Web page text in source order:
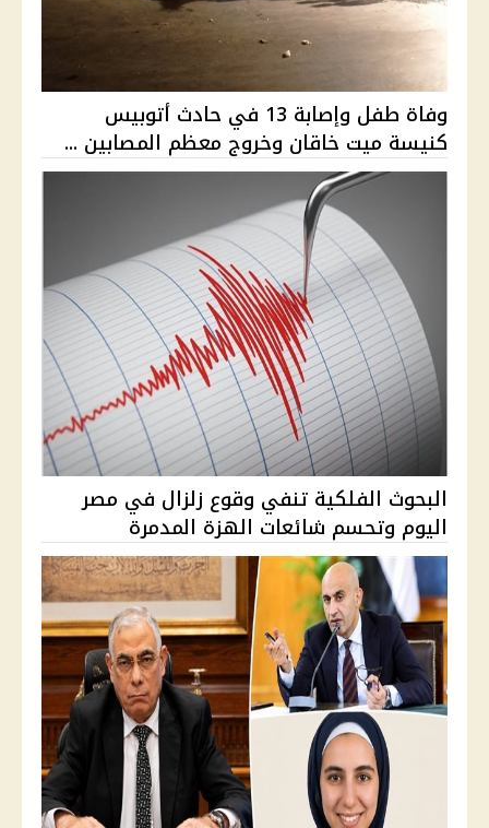
وفاة طفل وإصابة 13 في حادث أتوبيس
كنيسة ميت خاقان وخروج معظم المصابين ...
البحوث الفلكية تنفي وقوع زلزال في مصر
اليوم وتحسم شائعات الهزة المدمرة